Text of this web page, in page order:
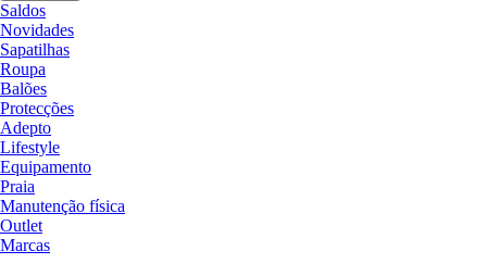
Saldos
Novidades
Sapatilhas
Roupa
Balões
Protecções
Adepto
Lifestyle
Equipamento
Praia
Manutenção física
Outlet
Marcas